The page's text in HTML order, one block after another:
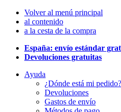
Volver al menú principal
al contenido
a la cesta de la compra
España: envío estándar
Devoluciones gratuitas
Ayuda
¿Dónde está mi pedido?
Devoluciones
Gastos de envío